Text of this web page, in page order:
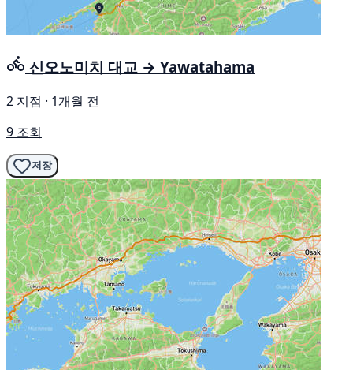
신오노미치 대교 → Yawatahama
2 지점 · 1개월 전
9 조회
저장